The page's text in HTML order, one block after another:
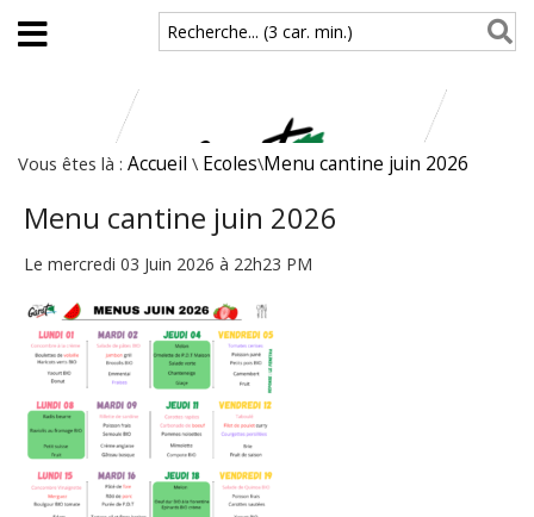
Aller au contenu principal
Recherche... (3 car. min.)
Vous êtes là : Accueil \ Ecoles\Menu cantine juin 2026
Menu cantine juin 2026
Le mercredi 03 Juin 2026 à 22h23 PM